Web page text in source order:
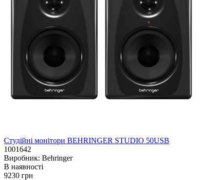
Студійні монітори BEHRINGER STUDIO 50USB
1001642
Виробник: Behringer
В наявностi
9230 грн